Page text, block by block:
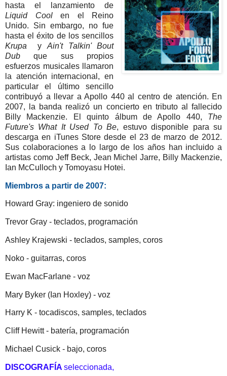
hasta el lanzamiento de
Liquid Coolen el Reino
Unido. Sin embargo, no fue
hasta el éxito de los sencillos
Krupay Ain't Talkin' Bout
Dub que sus propios
esfuerzos musicales llamaron
la atención internacional, en
particular el último sencillo
contribuyó a llevar a Apollo 440 al centro de atención. En
2007, la banda realizó un concierto en tributo al fallecido
Billy Mackenzie. El quinto álbum de Apollo 440, The
Future's What It Used To Be, estuvo disponible para su
descarga en iTunes Store desde el 23 de marzo de 2012.
Sus colaboraciones a lo largo de los años han incluido a
artistas como Jeff Beck, Jean Michel Jarre, Billy Mackenzie,
Ian McCulloch y Tomoyasu Hotei.
Miembros a partir de 2007:
Howard Gray: ingeniero de sonido
Trevor Gray - teclados, programación
Ashley Krajewski - teclados, samples, coros
Noko - guitarras, coros
Ewan MacFarlane - voz
Mary Byker (Ian Hoxley) - voz
Harry K - tocadiscos, samples, teclados
Cliff Hewitt - batería, programación
Michael Cusick - bajo, coros
DISCOGRAFÍA seleccionada,